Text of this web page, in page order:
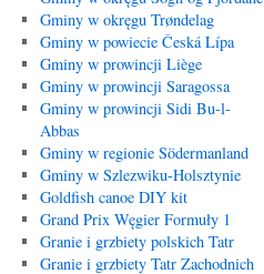
Gminy w okręgu Trøndelag
Gminy w powiecie Česká Lípa
Gminy w prowincji Liège
Gminy w prowincji Saragossa
Gminy w prowincji Sidi Bu-l-
Abbas
Gminy w regionie Södermanland
Gminy w Szlezwiku-Holsztynie
Goldfish canoe DIY kit
Grand Prix Węgier Formuły 1
Granie i grzbiety polskich Tatr
Granie i grzbiety Tatr Zachodnich